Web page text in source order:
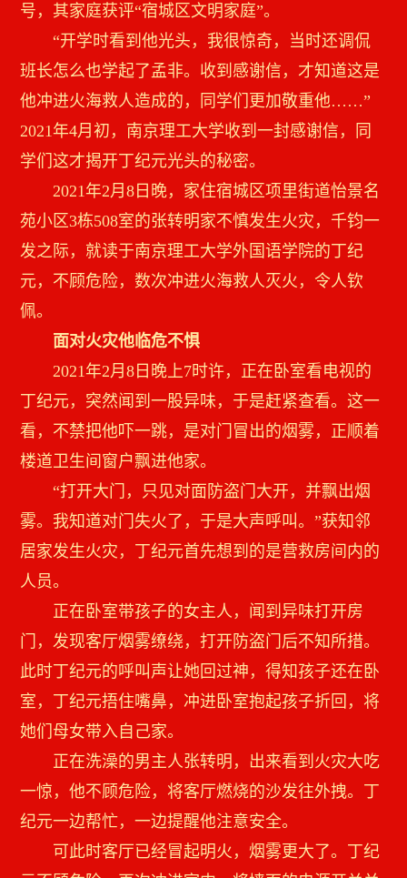
号，其家庭获评“宿城区文明家庭”。
“开学时看到他光头，我很惊奇，当时还调侃
班长怎么也学起了孟非。收到感谢信，才知道这是
他冲进火海救人造成的，同学们更加敬重他……”
2021年4月初，南京理工大学收到一封感谢信，同
学们这才揭开丁纪元光头的秘密。
2021年2月8日晚，家住宿城区项里街道怡景名
苑小区3栋508室的张转明家不慎发生火灾，千钧一
发之际，就读于南京理工大学外国语学院的丁纪
元，不顾危险，数次冲进火海救人灭火，令人钦
佩。
面对火灾他临危不惧
2021年2月8日晚上7时许，正在卧室看电视的
丁纪元，突然闻到一股异味，于是赶紧查看。这一
看，不禁把他吓一跳，是对门冒出的烟雾，正顺着
楼道卫生间窗户飘进他家。
“打开大门，只见对面防盗门大开，并飘出烟
雾。我知道对门失火了，于是大声呼叫。”获知邻
居家发生火灾，丁纪元首先想到的是营救房间内的
人员。
正在卧室带孩子的女主人，闻到异味打开房
门，发现客厅烟雾缭绕，打开防盗门后不知所措。
此时丁纪元的呼叫声让她回过神，得知孩子还在卧
室，丁纪元捂住嘴鼻，冲进卧室抱起孩子折回，将
她们母女带入自己家。
正在洗澡的男主人张转明，出来看到火灾大吃
一惊，他不顾危险，将客厅燃烧的沙发往外拽。丁
纪元一边帮忙，一边提醒他注意安全。
可此时客厅已经冒起明火，烟雾更大了。丁纪